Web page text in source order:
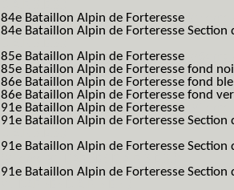
84e Bataillon Alpin de Forteresse
84e Bataillon Alpin de Forteresse
85e Bataillon Alpin de Forteresse
85e Bataillon Alpin de Forteresse fond
86e Bataillon Alpin de Forteresse fond
86e Bataillon Alpin de Forteresse fond
91e Bataillon Alpin de Forteresse
91e Bataillon Alpin de Forteresse
91e Bataillon Alpin de Forteresse
91e Bataillon Alpin de Forteresse